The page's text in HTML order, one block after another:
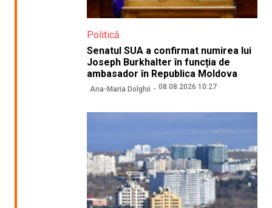
Politică
Senatul SUA a confirmat numirea lui
Joseph Burkhalter în funcția de
ambasador în Republica Moldova
Ana-Maria Dolghii 08.08.2026 10:27